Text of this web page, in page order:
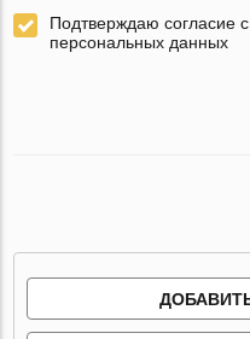
Подтверждаю согласие
персональных данных